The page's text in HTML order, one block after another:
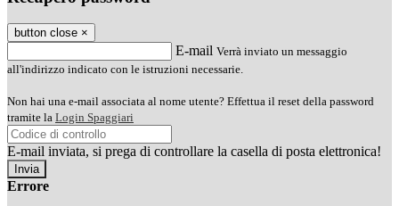
button close ×
E-mail Verrà inviato un messaggio
all'indirizzo indicato con le istruzioni necessarie.
Non hai una e-mail associata al nome utente? Effettua il reset della password
tramite la Login Spaggiari
E-mail inviata, si prega di controllare la casella di posta elettronica!
Errore